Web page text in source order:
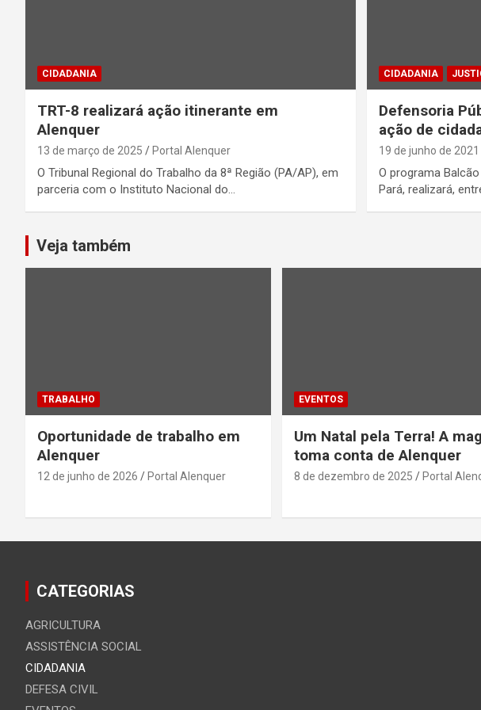
CIDADANIA
TRT-8 realizará ação itinerante em
Alenquer
13 de março de 2025 Portal Alenquer
O Tribunal Regional do Trabalho da 8ª Região (PA/AP), em
parceria com o Instituto Nacional do…
CIDADANIA
Defensoria
ação de
19 de junho de 2021
O programa
Pará, realizará,
Veja também
TRABALHO
Oportunidade de trabalho em
Alenquer
12 de junho de 2026 Portal Alenquer
EVENTOS
Um Natal pela Terra! A
toma conta de Alenquer
8 de dezembro de 2025 Portal
CATEGORIAS
AGRICULTURA
ASSISTÊNCIA SOCIAL
CIDADANIA
DEFESA CIVIL